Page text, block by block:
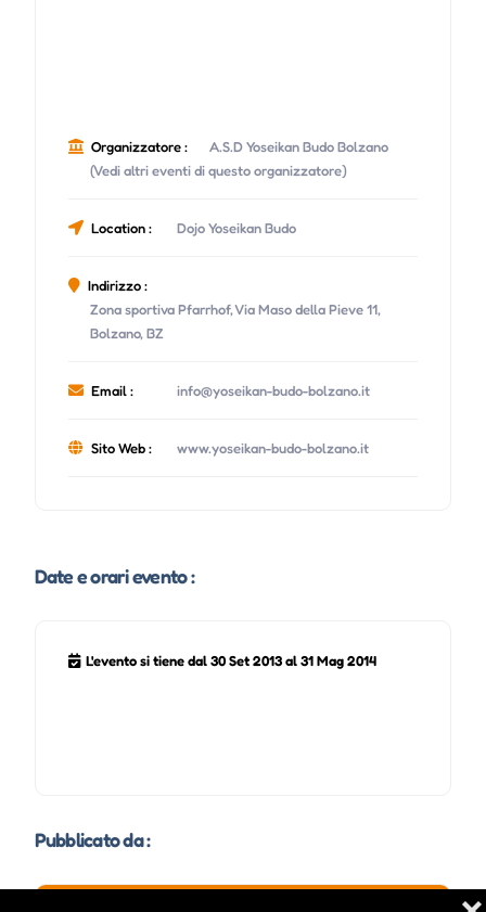
Organizzatore :
A.S.D Yoseikan Budo Bolzano
(Vedi altri eventi di questo organizzatore)
Location : Dojo Yoseikan Budo
Indirizzo :
Zona sportiva Pfarrhof, Via Maso della Pieve 11,
Bolzano, BZ
Email : info@yoseikan-budo-bolzano.it
Sito Web : www.yoseikan-budo-bolzano.it
Date e orari evento :
L'evento si tiene dal 30 Set 2013 al 31 Mag 2014
Pubblicato da :